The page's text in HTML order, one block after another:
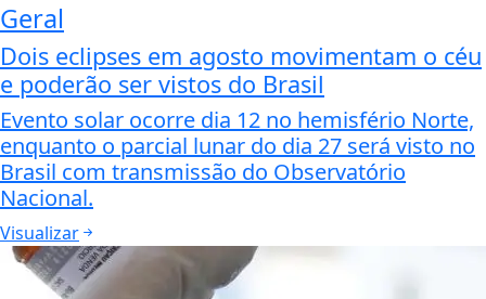
Geral
Dois eclipses em agosto movimentam o céu
e poderão ser vistos do Brasil
Evento solar ocorre dia 12 no hemisfério Norte,
enquanto o parcial lunar do dia 27 será visto no
Brasil com transmissão do Observatório
Nacional.
Visualizar